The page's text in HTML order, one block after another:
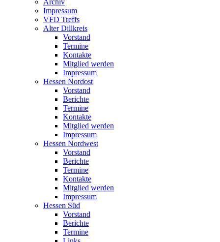
Archiv
Impressum
VFD Treffs
Alter Dillkreis
Vorstand
Termine
Kontakte
Mitglied werden
Impressum
Hessen Nordost
Vorstand
Berichte
Termine
Kontakte
Mitglied werden
Impressum
Hessen Nordwest
Vorstand
Berichte
Termine
Kontakte
Mitglied werden
Impressum
Hessen Süd
Vorstand
Berichte
Termine